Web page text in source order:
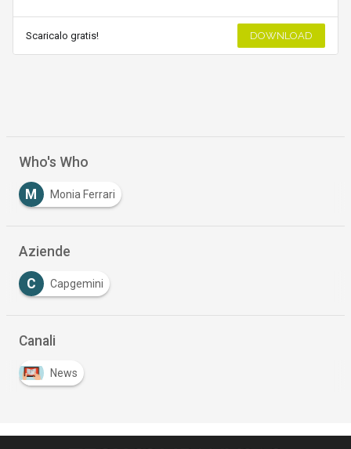
Scaricalo gratis! DOWNLOAD
Who's Who
M Monia Ferrari
Aziende
C Capgemini
Canali
News